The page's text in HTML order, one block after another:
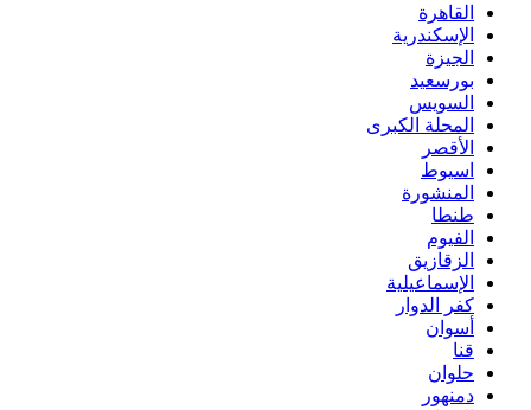
القاهرة
الإسكندرية
الجيزة
بورسعيد
السويس
المحلة الكبرى
الأقصر
اسيوط
المنشورة
طنطا
الفيوم
الزقازيق
الإسماعيلية
كفر الدوار
أسوان
قنا
حلوان
دمنهور